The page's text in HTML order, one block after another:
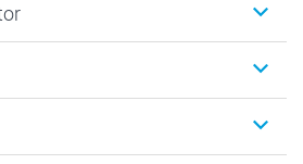
& Tirage photo